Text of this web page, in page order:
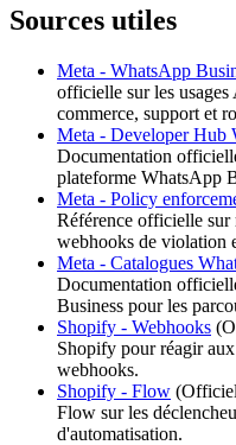
Sources utiles
Meta - WhatsApp
officielle sur les
commerce, support et
Meta - Developer Hub
Documentation
plateforme WhatsApp
Meta - Policy
Référence officielle sur
webhooks de violation
Meta - Catalogues
Documentation
Business pour les
Shopify - Webhooks (
Shopify pour réagir
webhooks.
Shopify - Flow (Officiel
Flow sur les
d'automatisation.